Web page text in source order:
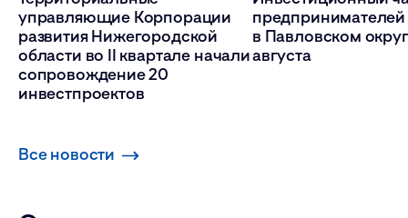
управляющие Корпорации
развития Нижегородской
области во II квартале начали
сопровождение 20
инвестпроектов
в Павловском
августа
Все новости